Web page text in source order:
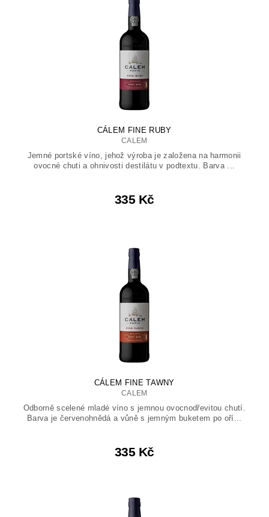
CÁLEM FINE RUBY
CALEM
Jemné portské víno, jehož výroba je založena na harmonii
ovocné chuti a ohnivosti destilátu v podtextu. Barva ...
335 Kč
CÁLEM FINE TAWNY
CALEM
Odborně scelené mladé víno s jemnou ovocnodřevitou chutí.
Barva je červenohnědá a vůně s jemným buketem po oří...
335 Kč